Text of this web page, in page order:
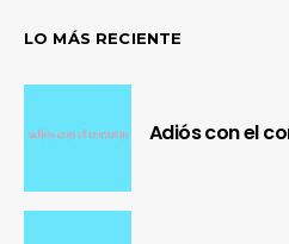
LO MÁS RECIENTE
Adiós con el